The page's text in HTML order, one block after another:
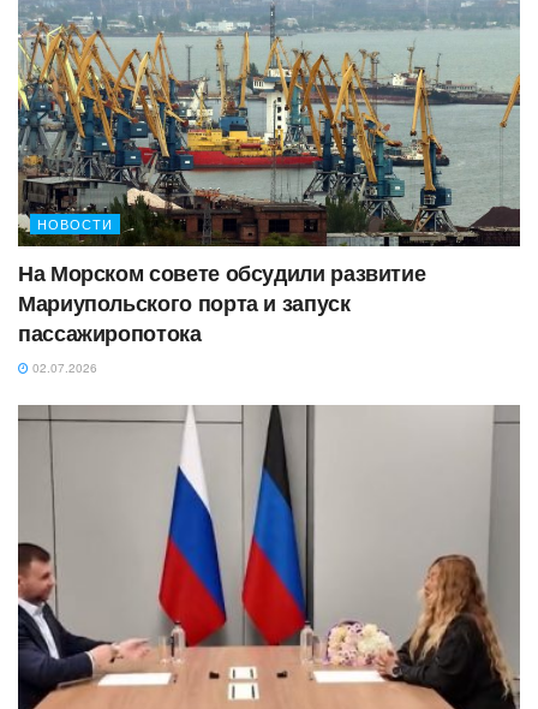
НОВОСТИ
На Морском совете обсудили развитие
Мариупольского порта и запуск
пассажиропотока
02.07.2026